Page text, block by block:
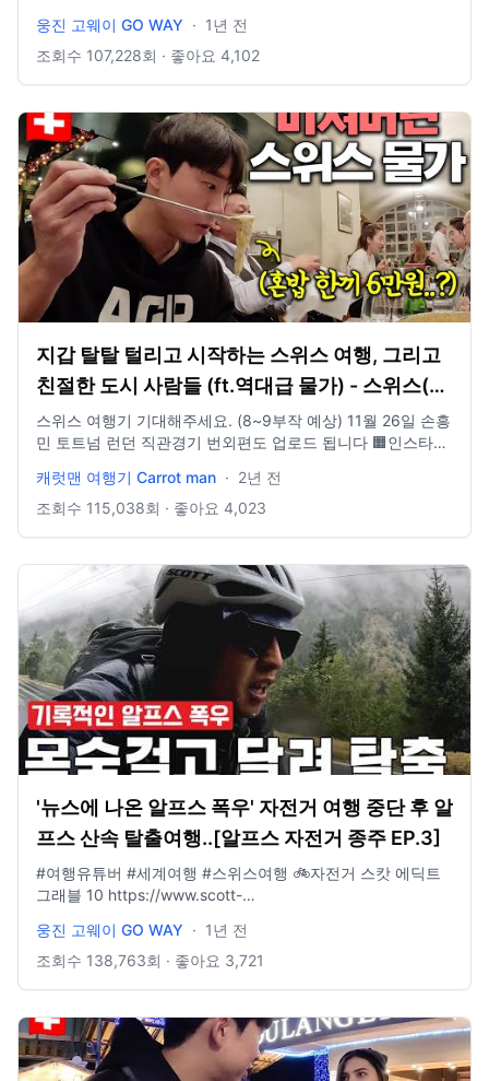
너 캡
https://www.youngonestore.co.kr/product/UE3CR03B · · ·
웅진 고웨이 GO WAY · 1년 전
조회수 107,228회 · 좋아요 4,102
지갑 탈탈 털리고 시작하는 스위스 여행, 그리고
친절한 도시 사람들 (ft.역대급 물가) - 스위스(1)
🇨🇭
스위스 여행기 기대해주세요. (8~9부작 예상) 11월 26일 손흥
민 토트넘 런던 직관경기 번외편도 업로드 됩니다 🟧인스타그
igshid=OGQ5ZDc2ODk2ZA== 문의 e mail :
cmco1024@naver.com 촬영장비. 고프로 11 히어로 블랙 아
아트리스트 유료 음원 추출.
캐럿맨 여행기 Carrot man · 2년 전
조회수 115,038회 · 좋아요 4,023
'뉴스에 나온 알프스 폭우' 자전거 여행 중단 후 알
프스 산속 탈출여행..[알프스 자전거 종주 EP.3]
#여행유튜버 #세계여행 #스위스여행 🚲자전거 스캇 에딕트
그래블 10 https://www.scott-
너 캡
https://www.youngonestore.co.kr/product/UE3CR03B · · ·
웅진 고웨이 GO WAY · 1년 전
조회수 138,763회 · 좋아요 3,721